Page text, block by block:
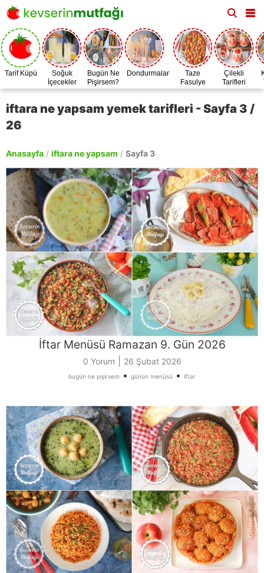
Tarif Küpü
Soğuk
İçecekler
Bugün Ne
Pişirsem?
Dondurmalar
Taze
Fasulye
Zamanı
Çilekli
Tarifleri
iftara ne yapsam yemek tarifleri - Sayfa 3 /
26
Anasayfa / iftara ne yapsam / Sayfa 3
İftar Menüsü Ramazan 9. Gün 2026
0 Yorum 26 Şubat 2026
bugün ne pişirsem • günün menüsü • iftar